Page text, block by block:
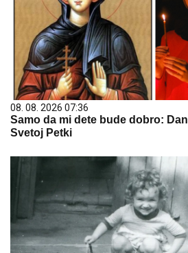
08. 08. 2026 07:36
Samo da mi dete bude dobro:
Svetoj Petki